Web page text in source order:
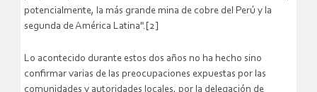
potencialmente, la más grande mina de cobre del Perú y la
segunda de América Latina".[2]
Lo acontecido durante estos dos años no ha hecho sino
confirmar varias de las preocupaciones expuestas por las
comunidades y autoridades locales, por la delegación de